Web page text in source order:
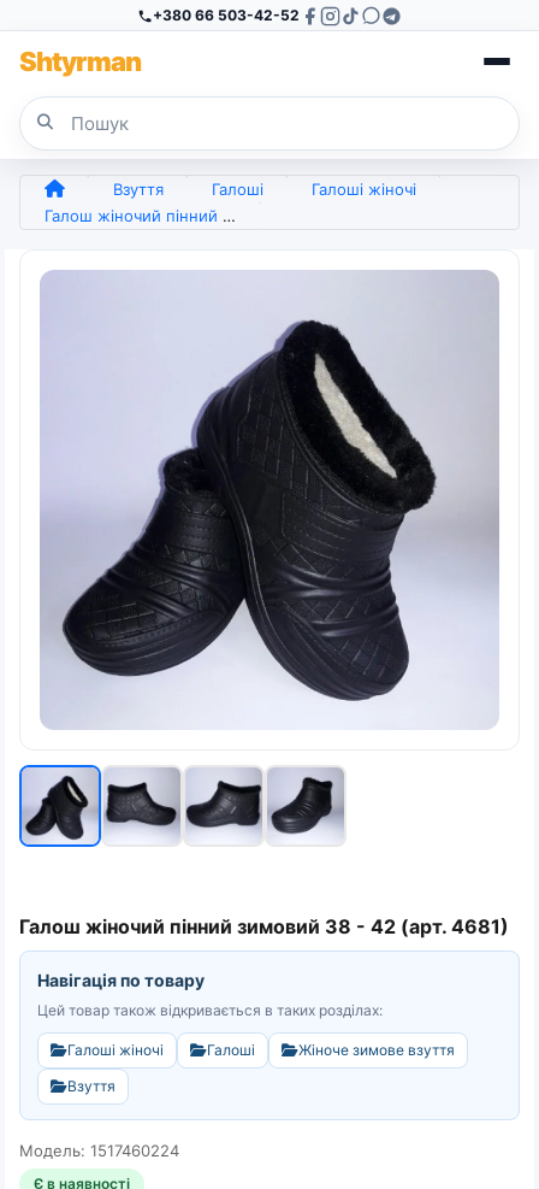
+380 66 503-42-52
Shtyrman
Взуття Галоші
Галоші жіночі
Галош жіночий пінний зимовий 38 - 42 (арт. 4681)
Галош жіночий пінний зимовий 38 - 42 (арт. 4681)
Навігація по товару
Цей товар також відкривається в таких розділах:
Галоші жіночі Галоші
Жіноче зимове взуття
Взуття
Модель: 1517460224
Є в наявності